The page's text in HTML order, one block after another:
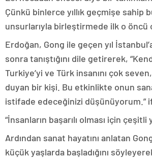
Çünkü binlerce yıllık geçmişe sahip
unsurlarıyla birleştirmede ilk o öncü
Erdoğan, Gong ile geçen yıl
sonra tanıştığını dile getirerek,
Turkiye’yi ve Türk insanını çok
duyan bir kişi. Bu etkinlikte onun
istifade edeceğinizi düşünüyorum.”
“İnsanların başarılı olması için
Ardından sanat hayatını anlatan
küçük yaşlarda başladığını